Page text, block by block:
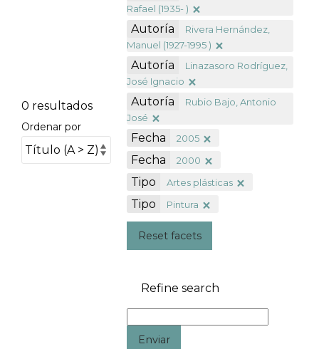
0 resultados
Ordenar por
Rafael (1935- )
Autoría
Rivera Hernández,
Manuel (1927-1995 )
Autoría
Linazasoro Rodríguez,
José Ignacio
Autoría
Rubio Bajo, Antonio
José
Fecha 2005
Fecha 2000
Tipo Artes plásticas
Tipo Pintura
Reset facets
Refine search
Enviar